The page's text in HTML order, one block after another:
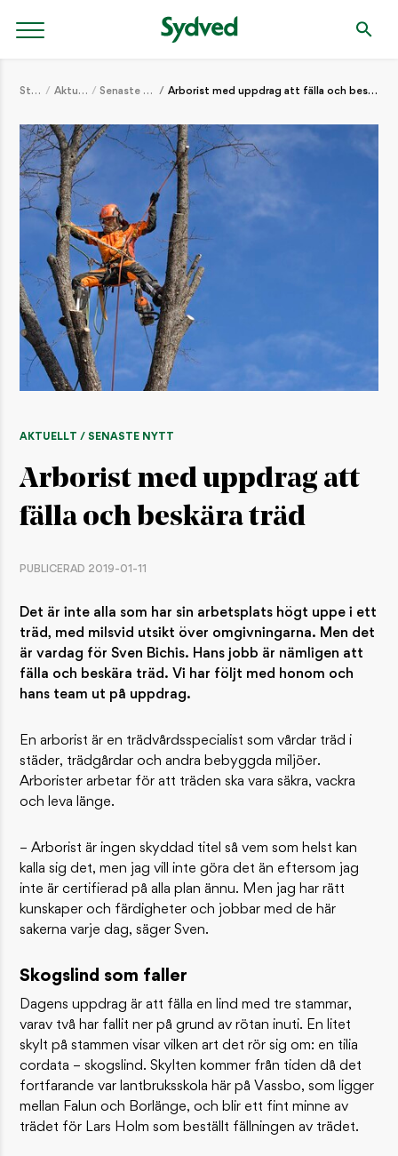
Start Aktuellt Senaste nytt Arborist med uppdrag att fälla och beskära träd
AKTUELLT / SENASTE NYTT
Arborist med uppdrag att
fälla och beskära träd
PUBLICERAD 2019-01-11
Det är inte alla som har sin arbetsplats högt uppe i ett
träd, med milsvid utsikt över omgivningarna. Men det
är vardag för Sven Bichis. Hans jobb är nämligen att
fälla och beskära träd. Vi har följt med honom och
hans team ut på uppdrag.
En arborist är en trädvårdsspecialist som vårdar träd i
städer, trädgårdar och andra bebyggda miljöer.
Arborister arbetar för att träden ska vara säkra, vackra
och leva länge.
– Arborist är ingen skyddad titel så vem som helst kan
kalla sig det, men jag vill inte göra det än eftersom jag
inte är certifierad på alla plan ännu. Men jag har rätt
kunskaper och färdigheter och jobbar med de här
sakerna varje dag, säger Sven.
Skogslind som faller
Dagens uppdrag är att fälla en lind med tre stammar,
varav två har fallit ner på grund av rötan inuti. En litet
skylt på stammen visar vilken art det rör sig om: en tilia
cordata – skogslind. Skylten kommer från tiden då det
fortfarande var lantbruksskola här på Vassbo, som ligger
mellan Falun och Borlänge, och blir ett fint minne av
trädet för Lars Holm som beställt fällningen av trädet.